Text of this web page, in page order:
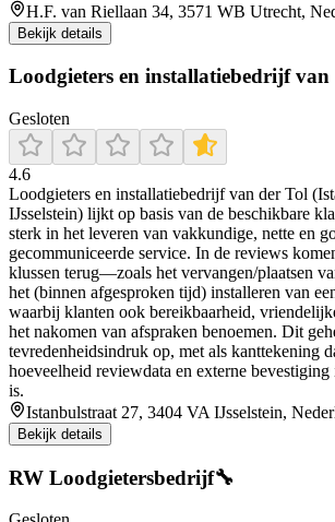
H.F. van Riellaan 34, 3571 WB Utrecht,
Bekijk details
Loodgieters en installatiebedrijf
Gesloten
4.6
Loodgieters en installatiebedrijf van der Tol
IJsselstein) lijkt op basis van de beschikbare
sterk in het leveren van vakkundige, nette en
gecommuniceerde service. In de reviews
klussen terug—zoals het vervangen/plaatsen
het (binnen afgesproken tijd) installeren van
waarbij klanten ook bereikbaarheid,
het nakomen van afspraken benoemen. Dit
tevredenheidsindruk op, met als kanttekening
hoeveelheid reviewdata en externe
is.
Istanbulstraat 27, 3404 VA IJsselstein,
Bekijk details
RW Loodgietersbedrijf🔧